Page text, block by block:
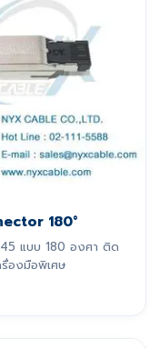
180°
แบบ 180 องศา ติด
องมือพิเศษ